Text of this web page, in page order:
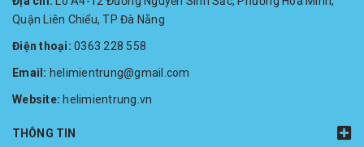
Quận Liên Chiểu, TP Đà Nẵng
Điện thoại: 0363 228 558
Email: helimientrung@gmail.com
Website: helimientrung.vn
THÔNG TIN